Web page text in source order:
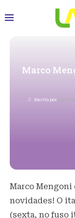
Marco
Escrito por
Marco Mengoni
novidades! O
(sexta, no fuso